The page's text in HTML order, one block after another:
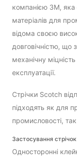
компанією 3М, яка
матеріалів для
відома своєю
довговічністю, що
механічну
експлуатації.
Стрічки Scotch
підходять як для
промисловості, так
Застосування стрічок
Односторонні